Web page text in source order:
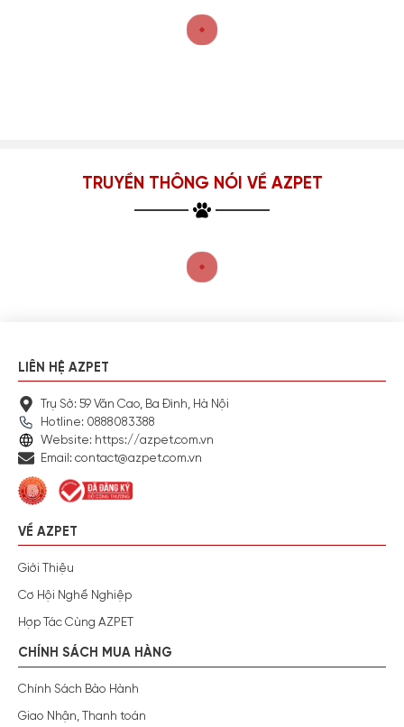
TRUYỀN THÔNG NÓI VỀ AZPET
LIÊN HỆ AZPET
Trụ Sở: 59 Văn Cao, Ba Đình, Hà Nội
Hotline: 0888083388
Website: https://azpet.com.vn
Email: contact@azpet.com.vn
VỀ AZPET
Giới Thiệu
Cơ Hội Nghề Nghiệp
Hợp Tác Cùng AZPET
CHÍNH SÁCH MUA HÀNG
Chính Sách Bảo Hành
Giao Nhận, Thanh toán